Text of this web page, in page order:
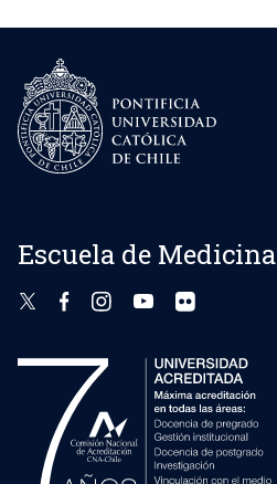
Escuela de Medicina